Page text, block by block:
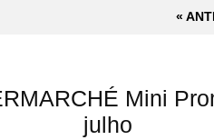
«
Mini
julho